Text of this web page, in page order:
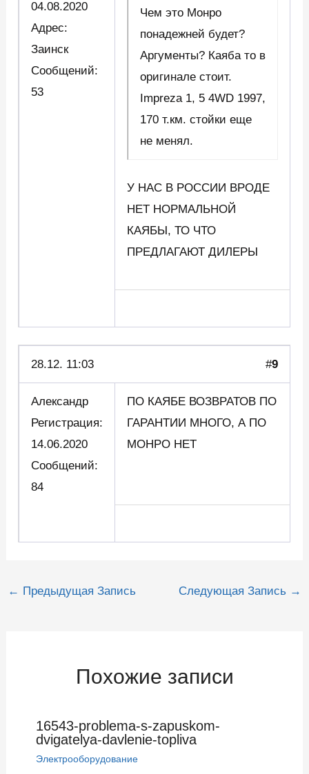
04.08.2020
Адрес:
Заинск
Сообщений:
53
Чем это Монро
понадежней будет?
Аргументы? Каяба то в
оригинале стоит.
Impreza 1, 5 4WD 1997,
170 т.км. стойки еще
не менял.
У НАС В РОССИИ ВРОДЕ
НЕТ НОРМАЛЬНОЙ
КАЯБЫ, ТО ЧТО
ПРЕДЛАГАЮТ ДИЛЕРЫ
28.12. 11:03 #9
Aлександр
Регистрация:
14.06.2020
Сообщений:
84
ПО КАЯБЕ ВОЗВРАТОВ ПО
ГАРАНТИИ МНОГО, А ПО
МОНРО НЕТ
Навигация
← Предыдущая Запись Следующая Запись →
Похожие записи
16543-problema-s-zapuskom-
dvigatelya-davlenie-topliva
Электрооборудование